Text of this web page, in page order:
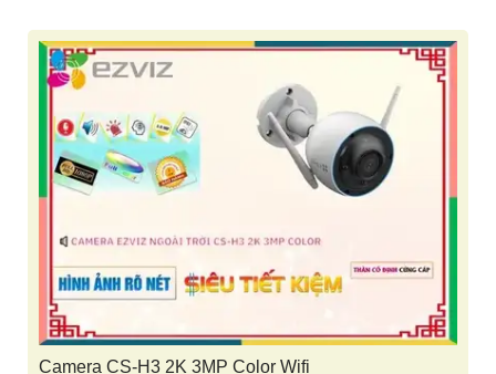
Camera CS-H3 2K 3MP Color Wifi